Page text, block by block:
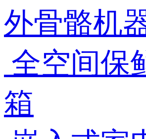
外骨骼机
全空间保
箱